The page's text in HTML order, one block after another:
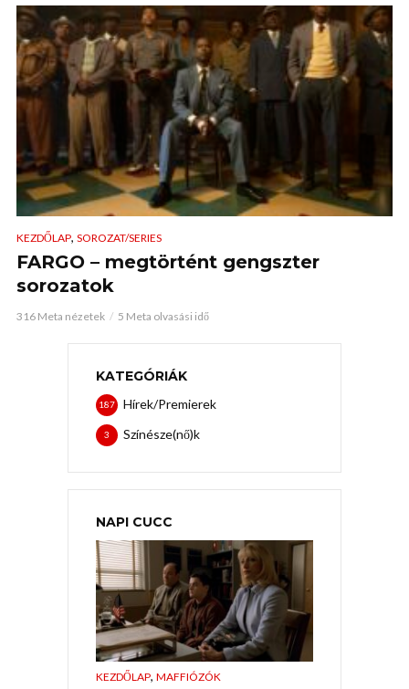
KEZDŐLAP, SOROZAT/SERIES
FARGO – megtörtént gengszter
sorozatok
316 Meta nézetek 5 Meta olvasási idő
KATEGÓRIÁK
Hírek/Premierek
187
Színésze(nő)k
3
NAPI CUCC
KEZDŐLAP, MAFFIÓZÓK